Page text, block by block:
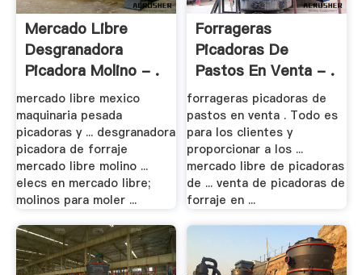
Mercado Libre
Desgranadora
Picadora Molino - .
mercado libre mexico
maquinaria pesada
picadoras y ... desgranadora
picadora de forraje
mercado libre molino ...
elecs en mercado libre;
molinos para moler ...
Forrageras
Picadoras De
Pastos En Venta - .
forrageras picadoras de
pastos en venta . Todo es
para los clientes y
proporcionar a los ...
mercado libre de picadoras
de ... venta de picadoras de
forraje en ...